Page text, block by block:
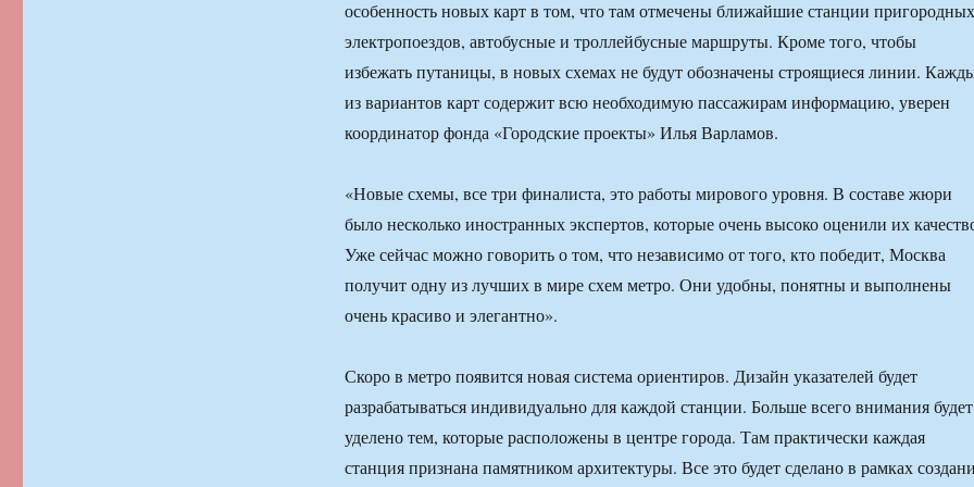
особенность новых карт в том, что там отмечены ближайшие станции пригородных
электропоездов, автобусные и троллейбусные маршруты. Кроме того, чтобы
избежать путаницы, в новых схемах не будут обозначены строящиеся линии.
из вариантов карт содержит всю необходимую пассажирам информацию, уверен
координатор фонда «Городские проекты» Илья Варламов.
«Новые схемы, все три финалиста, это работы мирового уровня. В составе жюри
было несколько иностранных экспертов, которые очень высоко оценили их
Уже сейчас можно говорить о том, что независимо от того, кто победит, Москва
получит одну из лучших в мире схем метро. Они удобны, понятны и выполнены
очень красиво и элегантно».
Скоро в метро появится новая система ориентиров. Дизайн указателей будет
разрабатываться индивидуально для каждой станции. Больше всего внимания будет
уделено тем, которые расположены в центре города. Там практически каждая
станция признана памятником архитектуры. Все это будет сделано в рамках